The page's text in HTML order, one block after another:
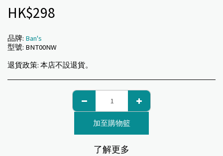
HK$298
品牌: Ban's
型號: BNT00NW
退貨政策: 本店不設退貨。
加至購物籃
了解更多